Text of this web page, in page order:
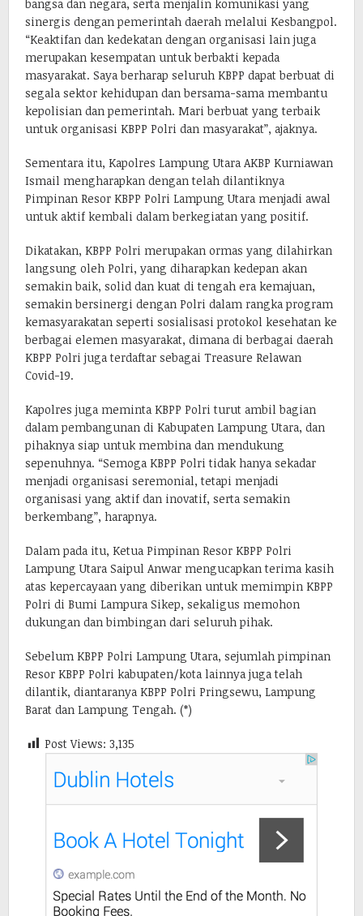
bangsa dan negara, serta menjalin komunikasi yang
sinergis dengan pemerintah daerah melalui Kesbangpol.
“Keaktifan dan kedekatan dengan organisasi lain juga
merupakan kesempatan untuk berbakti kepada
masyarakat. Saya berharap seluruh KBPP dapat berbuat di
segala sektor kehidupan dan bersama-sama membantu
kepolisian dan pemerintah. Mari berbuat yang terbaik
untuk organisasi KBPP Polri dan masyarakat”, ajaknya.
Sementara itu, Kapolres Lampung Utara AKBP Kurniawan
Ismail mengharapkan dengan telah dilantiknya
Pimpinan Resor KBPP Polri Lampung Utara menjadi awal
untuk aktif kembali dalam berkegiatan yang positif.
Dikatakan, KBPP Polri merupakan ormas yang dilahirkan
langsung oleh Polri, yang diharapkan kedepan akan
semakin baik, solid dan kuat di tengah era kemajuan,
semakin bersinergi dengan Polri dalam rangka program
kemasyarakatan seperti sosialisasi protokol kesehatan ke
berbagai elemen masyarakat, dimana di berbagai daerah
KBPP Polri juga terdaftar sebagai Treasure Relawan
Covid-19.
Kapolres juga meminta KBPP Polri turut ambil bagian
dalam pembangunan di Kabupaten Lampung Utara, dan
pihaknya siap untuk membina dan mendukung
sepenuhnya. “Semoga KBPP Polri tidak hanya sekadar
menjadi organisasi seremonial, tetapi menjadi
organisasi yang aktif dan inovatif, serta semakin
berkembang”, harapnya.
Dalam pada itu, Ketua Pimpinan Resor KBPP Polri
Lampung Utara Saipul Anwar mengucapkan terima kasih
atas kepercayaan yang diberikan untuk memimpin KBPP
Polri di Bumi Lampura Sikep, sekaligus memohon
dukungan dan bimbingan dari seluruh pihak.
Sebelum KBPP Polri Lampung Utara, sejumlah pimpinan
Resor KBPP Polri kabupaten/kota lainnya juga telah
dilantik, diantaranya KBPP Polri Pringsewu, Lampung
Barat dan Lampung Tengah. (*)
Post Views: 3,135